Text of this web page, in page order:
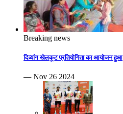
Breaking news
दिव्यांग खेलकूट प्रतियोगिता का आयोजन हुआ
— Nov 26 2024